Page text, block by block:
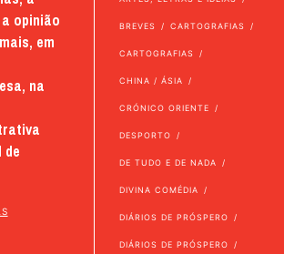
opinião
em
na
de
BREVES CARTOGRAFIAS
CARTOGRAFIAS
CHINA / ÁSIA
CRÓNICO ORIENTE
DESPORTO
DE TUDO E DE NADA
DIVINA COMÉDIA
DIÁRIOS DE PRÓSPERO
DIÁRIOS DE PRÓSPERO